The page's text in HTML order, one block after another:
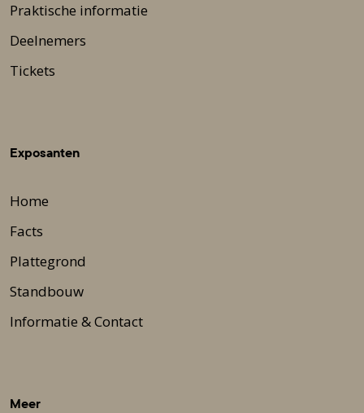
Praktische informatie
Deelnemers
Tickets
Exposanten
Home
Facts
Plattegrond
Standbouw
Informatie & Contact
Meer